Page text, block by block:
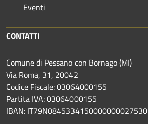
Eventi
CONTATTI
Comune di Pessano con Bornago (MI)
Via Roma, 31, 20042
Codice Fiscale: 03064000155
Partita IVA: 03064000155
IBAN: IT79N0845334150000000027530